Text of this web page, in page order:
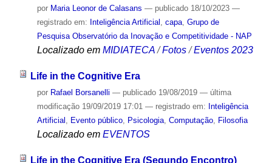
por Maria Leonor de Calasans — publicado18/10/2023 —
registrado em: Inteligência Artificial , capa, Grupo de
Pesquisa Observatório da Inovação e Competitividade - NAP
Localizado em MIDIATECA /Fotos /Eventos 2023
Life in the Cognitive Era
por Rafael Borsanelli — publicado19/08/2019 — última
modificação19/09/2019 17:01 — registrado em: Inteligência
Artificial , Evento público, Psicologia, Computação, Filosofia
Localizado em EVENTOS
Life in the Cognitive Era (Segundo Encontro)